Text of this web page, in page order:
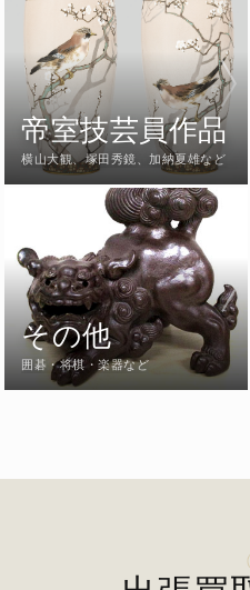
帝室技芸員作品
横山大観、塚田秀鏡、加納夏雄など
その他
囲碁・将棋・楽器など